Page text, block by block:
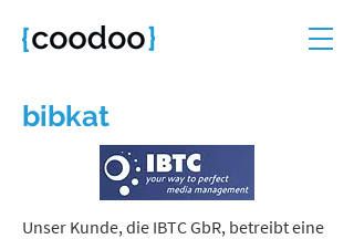
bibkat
Unser Kunde, die IBTC GbR, betreibt eine